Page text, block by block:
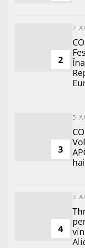
2
7
3
5
4
3